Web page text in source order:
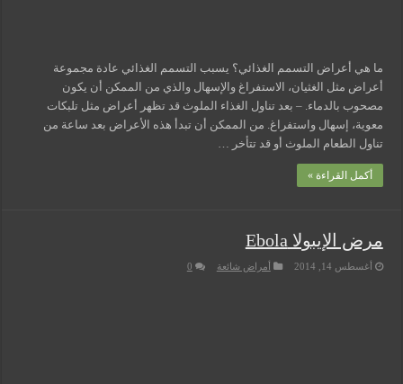
ما هي أعراض التسمم الغذائي؟ يسبب التسمم الغذائي عادة مجموعة
أعراض مثل الغثيان، الاستفراغ والإسهال والذي من الممكن أن يكون
مصحوب بالدماء. – بعد تناول الغذاء الملوث قد تظهر أعراض مثل تلبكات
معوية، إسهال واستفراغ. من الممكن أن تبدأ هذه الأعراض بعد ساعة من
تناول الطعام الملوث أو قد تتأخر …
أكمل القراءة »
مرض الإيبولا Ebola
أغسطس 14, 2014 أمراض شائعة 0